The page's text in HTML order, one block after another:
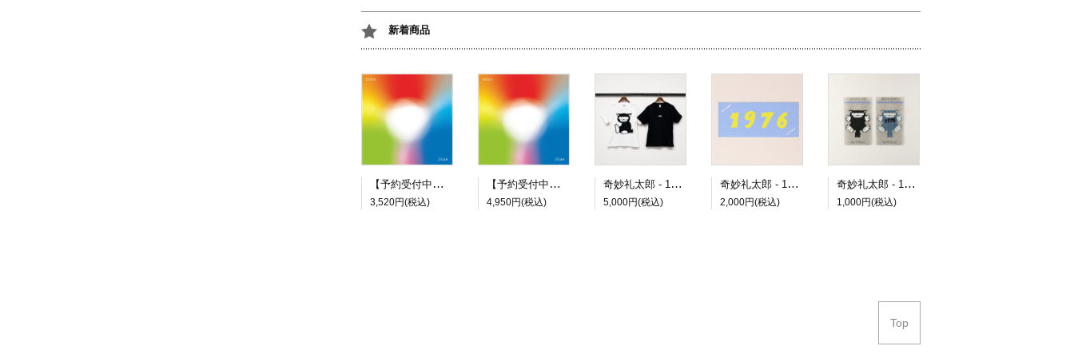
新着商品
【予約受付中】jizue - orbis [通常盤 CD]
3,520円(税込)
【予約受付中】jizue - orbis [初回盤 CD+DVD]
4,950円(税込)
奇妙礼太郎 - 1976 Tシャツ
5,000円(税込)
奇妙礼太郎 - 1976 タオル
2,000円(税込)
奇妙礼太郎 - 1976 Pake
1,000円(税込)
Top